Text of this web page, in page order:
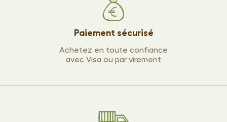
Paiement sécurisé
Achetez en toute confiance
avec Visa ou par virement